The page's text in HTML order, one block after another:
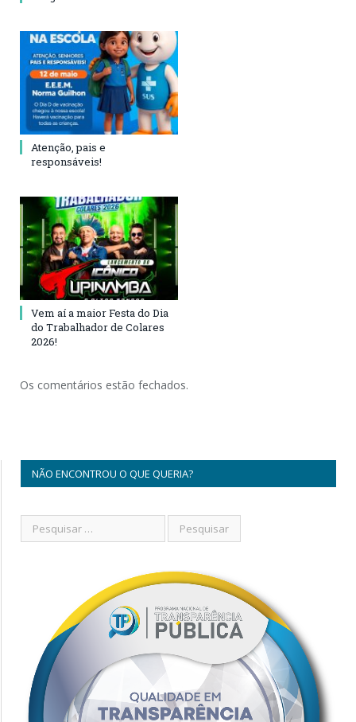
Atenção, pais e
responsáveis!
Vem aí a maior Festa do Dia
do Trabalhador de Colares
2026!
Os comentários estão fechados.
NÃO ENCONTROU O QUE QUERIA?